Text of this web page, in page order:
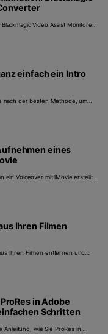
Video Assist Monitore
einfach ein Intro
nach der besten Methode, um
eines
ein Voiceover mit iMovie erstellt?
Ihren Filmen
Ihren Filmen entfernen und
in Adobe
Schritten
Anleitung, wie Sie ProRes in